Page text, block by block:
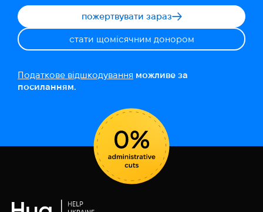
пожертвувати зараз
стати щомісячним донором
Податкове відшкодування можливе за
посиланням.